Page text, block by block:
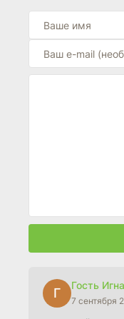
Г
Гость
7 сентября